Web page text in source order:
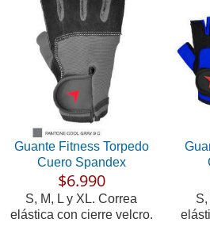
Guante Fitness Torpedo
Cuero Spandex
$6.990
S, M, L y XL. Correa
elástica con cierre velcro.